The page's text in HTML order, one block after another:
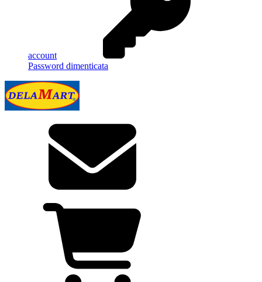
account
Password dimenticata